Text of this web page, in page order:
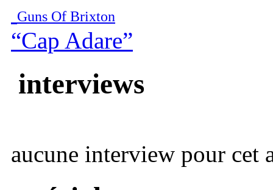
Guns Of Brixton
“Cap Adare”
interviews
aucune interview pour cet